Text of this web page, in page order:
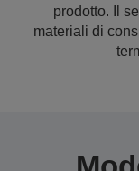
prodotto. Il
materiali di